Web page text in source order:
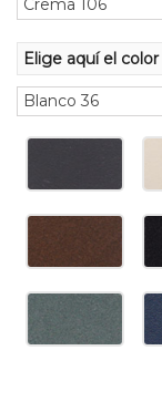
Elige aquí el